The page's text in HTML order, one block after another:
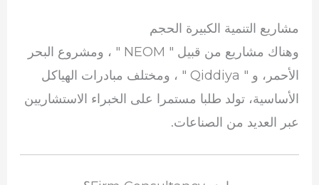
مشاريع التنمية الكبيرة الحجم
وهناك مشاريع من قبيل " NEOM " ، ومشروع البحر
الأحمر، و " Qiddiya " ، ومختلف مبادرات الهياكل
الأساسية، تولد طلبا مستمرا على الخبراء الاستشاريين
عبر العديد من الصناعات.